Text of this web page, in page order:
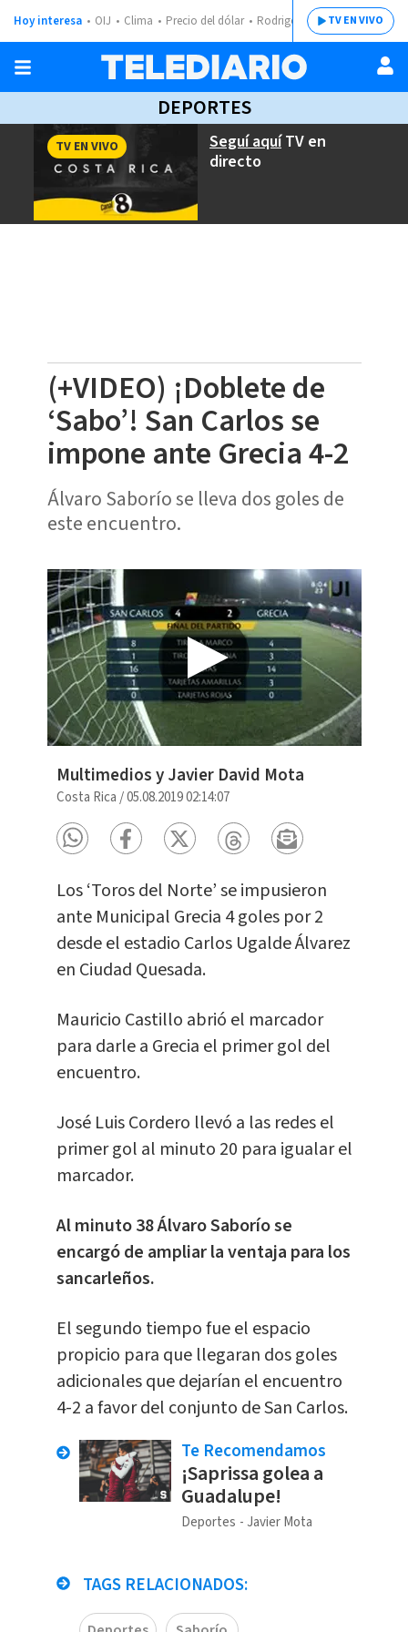
Hoy interesa OIJ Clima Precio del dólar Rodrigo ChavesTV EN VIVO
DEPORTES
Seguí aquíTV en
directo
TV EN VIVO
(+VIDEO) ¡Doblete de
‘Sabo’! San Carlos se
impone ante Grecia 4-2
Álvaro Saborío se lleva dos goles de
este encuentro.
Multimedios y Javier David Mota
Costa Rica /05.08.2019 02:14:07
Los ‘Toros del Norte’ se impusieron
ante Municipal Grecia 4 goles por 2
desde el estadio Carlos Ugalde Álvarez
en Ciudad Quesada.
Mauricio Castillo abrió el marcador
para darle a Grecia el primer gol del
encuentro.
José Luis Cordero llevó a las redes el
primer gol al minuto 20 para igualar el
marcador.
Al minuto 38 Álvaro Saborío se
encargó de ampliar la ventaja para los
sancarleños.
El segundo tiempo fue el espacio
propicio para que llegaran dos goles
adicionales que dejarían el encuentro
4-2 a favor del conjunto de San Carlos.
Te Recomendamos
¡Saprissa golea a
Guadalupe!
Deportes Javier Mota
TAGS RELACIONADOS: